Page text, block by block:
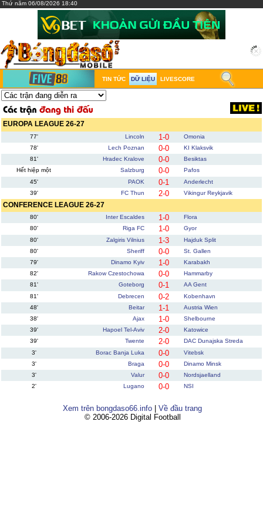
Thứ năm 06/08/2026 18:40
TIN TỨC DỮ LIỆU LIVESCORE
EUROPA LEAGUE 26-27
77' Lincoln 1-0
Omonia
78'
Lech Poznan 0-0
KI Klaksvik
81'
Hradec Kralove 0-0
Besiktas
Hết hiệp một
Salzburg 0-0
Pafos
45'
PAOK 0-1
Anderlecht
39'
FC Thun 2-0 Vikingur Reykjavik
CONFERENCE LEAGUE 26-27
80' Inter Escaldes 1-0
Flora
80'
Riga FC 1-0
Gyor
80'
Zalgiris Vilnius 1-3
Hajduk Split
80'
Sheriff 0-0
St. Gallen
79'
Dinamo Kyiv 1-0
Karabakh
82'
Rakow Czestochowa 0-0
Hammarby
81'
Goteborg 0-1
AA Gent
81'
Debrecen 0-2
Kobenhavn
48'
Beitar 1-1
Austria Wien
38'
Ajax 1-0
Shelbourne
39'
Hapoel Tel-Aviv 2-0
Katowice
39'
Twente 2-0
DAC Dunajska Streda
3'
Borac Banja Luka 0-0
Vitebsk
3'
Braga 0-0
Dinamo Minsk
3'
Valur 0-0
Nordsjaelland
2'
Lugano 0-0 NSI
Xem trên bongdaso66.info
Về đầu trang
© 2006-2026 Digital Football